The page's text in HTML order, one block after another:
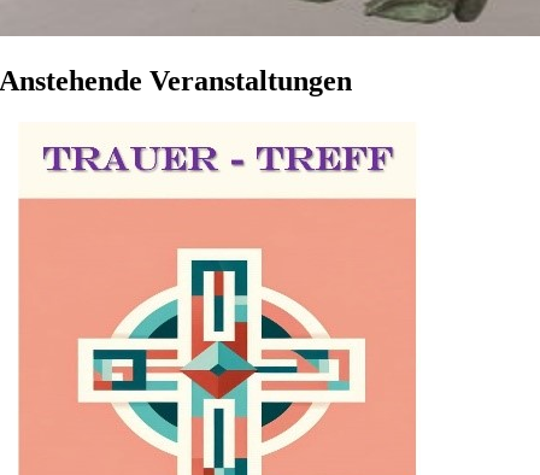
Anstehende Veranstaltungen